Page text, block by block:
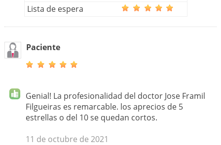
Lista de espera
Paciente
Genial! La profesionalidad del doctor Jose Framil
Filgueiras es remarcable. los aprecios de 5
estrellas o del 10 se quedan cortos.
11 de octubre de 2021